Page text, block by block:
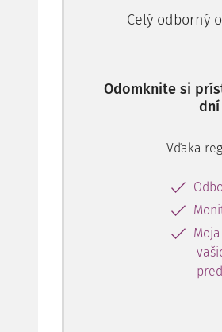
Celý odborný
Odomknite si
Vďaka